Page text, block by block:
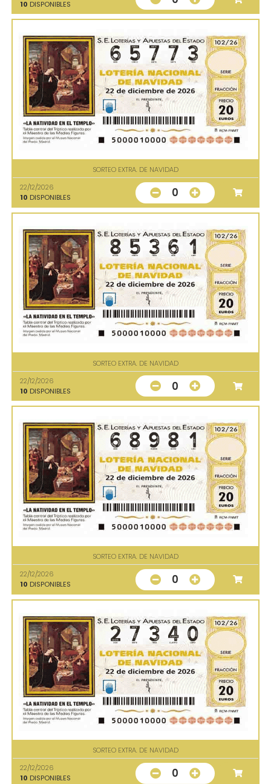
10 DISPONIBLES
SORTEO EXTRA. DE NAVIDAD
22/12/2026
10 DISPONIBLES 0
SORTEO EXTRA. DE NAVIDAD
22/12/2026
10 DISPONIBLES 0
SORTEO EXTRA. DE NAVIDAD
22/12/2026
10 DISPONIBLES 0
SORTEO EXTRA. DE NAVIDAD
22/12/2026
10 DISPONIBLES 0